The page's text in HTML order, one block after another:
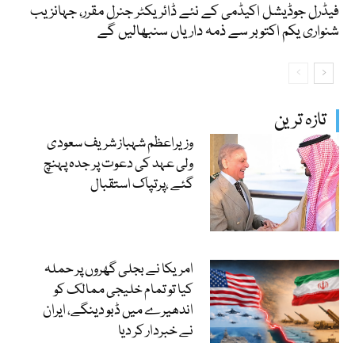
تازہ ترین
وزیراعظم شہباز شریف سعودی
ولی عہد کی دعوت پر جدہ پہنچ
گئے ،پرتپاک استقبال
امریکا نے بجلی گھروں پر حملہ
کیا تو تمام خلیجی ممالک کو
اندھیرے میں ڈبو دینگے، ایران
نے خبردار کر دیا
فیڈرل جوڈیشل اکیڈمی کے نئے ڈائریکٹر جنرل مقرر، جہانزیب
شنواری یکم اکتوبر سے ذمہ داریاں سنبھالیں گے